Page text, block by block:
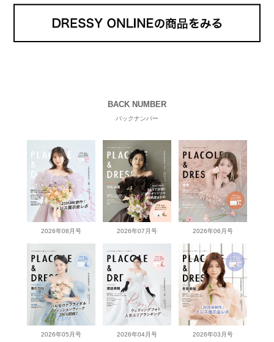
BACK NUMBER
バックナンバー
2026年08月号 2026年07月号 2026年06月号
2026年05月号 2026年04月号 2026年03月号